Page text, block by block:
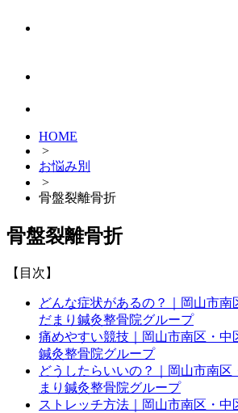
HOME
>
お悩み別
>
骨盤裂離骨折
骨盤裂離骨折
【目次】
どんな症状があるの？｜岡山市
だまり鍼灸整骨院グループ
痛めやすい競技｜岡山市南区・
鍼灸整骨院グループ
どうしたらいいの？｜岡山市南
まり鍼灸整骨院グループ
ストレッチ方法｜岡山市南区・